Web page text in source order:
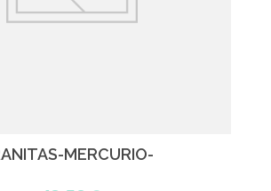
MERCURIO-